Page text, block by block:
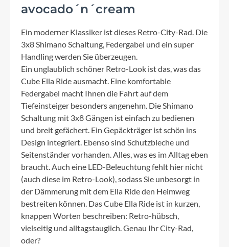
avocado´n´cream
Ein moderner Klassiker ist dieses Retro-City-Rad. Die
3x8 Shimano Schaltung, Federgabel und ein super
Handling werden Sie überzeugen.
Ein unglaublich schöner Retro-Look ist das, was das
Cube Ella Ride ausmacht. Eine komfortable
Federgabel macht Ihnen die Fahrt auf dem
Tiefeinsteiger besonders angenehm. Die Shimano
Schaltung mit 3x8 Gängen ist einfach zu bedienen
und breit gefächert. Ein Gepäckträger ist schön ins
Design integriert. Ebenso sind Schutzbleche und
Seitenständer vorhanden. Alles, was es im Alltag eben
braucht. Auch eine LED-Beleuchtung fehlt hier nicht
(auch diese im Retro-Look), sodass Sie unbesorgt in
der Dämmerung mit dem Ella Ride den Heimweg
bestreiten können. Das Cube Ella Ride ist in kurzen,
knappen Worten beschreiben: Retro-hübsch,
vielseitig und alltagstauglich. Genau Ihr City-Rad,
oder?